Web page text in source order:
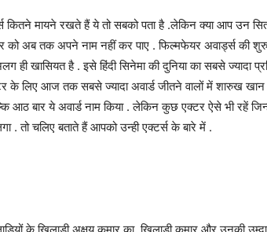
कितने मायने रखते हैं ये तो सबको पता है .लेकिन क्या आप उन
को अब तक अपने नाम नहीं कर पाए . फिल्मफेयर अवार्ड्स की
ही खासियत है . इसे हिंदी सिनेमा की दुनिया का सबसे ज्यादा
के लिए आज तक सबसे ज्यादा अवार्ड जीतने वालों में शारुख खान
आठ बार ये अवार्ड नाम किया . लेकिन कुछ एक्टर ऐसे भी रहें
. तो चलिए बताते हैं आपको उन्ही एक्टर्स के बारे में .